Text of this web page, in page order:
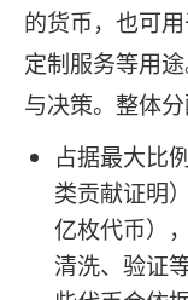
的货币，也可
定制服务等用
与决策。整体分
占据最大比
类贡献证明
亿枚代币）
清洗、验证